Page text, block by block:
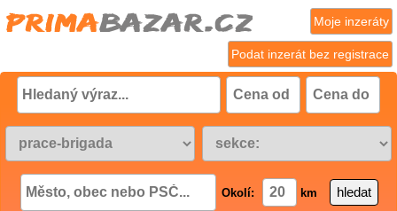
Podat inzerát bez registrace
Moje inzeráty
Okolí: km